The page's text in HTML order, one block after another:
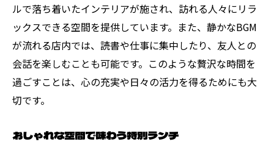
ルで落ち着いたインテリアが施され、訪れる人々にリラ
ックスできる空間を提供しています。また、静かなBGM
が流れる店内では、読書や仕事に集中したり、友人との
会話を楽しむことも可能です。このような贅沢な時間を
過ごすことは、心の充実や日々の活力を得るためにも大
切です。
おしゃれな空間で味わう特別ランチ